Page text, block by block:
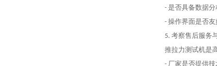
- 是否具备数据
- 操作界面是否
5. 考察售后服务
推拉力测试机是
- 厂家是否提供